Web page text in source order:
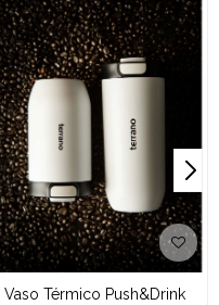
Vaso Térmico Push&Drink